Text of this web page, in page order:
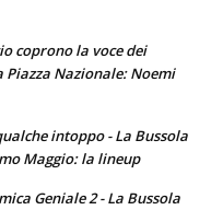
coprono la voce dei
Piazza Nazionale: Noemi
intoppo - La Bussola
Maggio: la lineup
Geniale 2 - La Bussola